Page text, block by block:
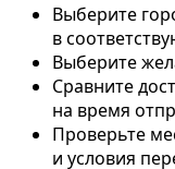
Выберите
в
Выберите
Сравните
на время
Проверьте
и условия